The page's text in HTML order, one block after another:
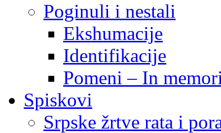
Poginuli i nestali
Ekshumacije
Identifikacije
Pomeni – In
Spiskovi
Srpske žrtve rata i